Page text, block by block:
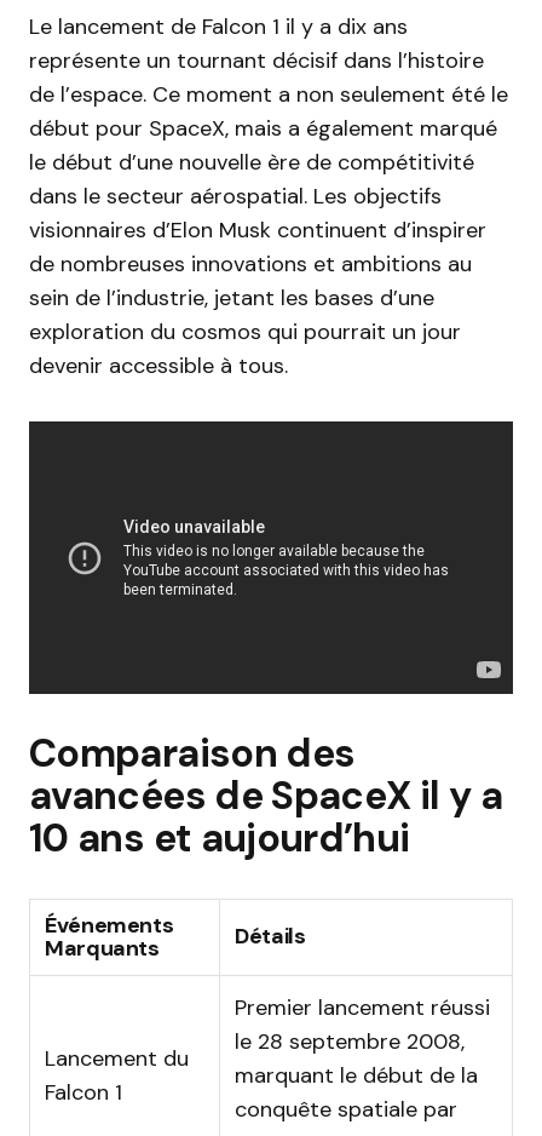
Le lancement de Falcon 1 il y a dix ans
représente un tournant décisif dans l’histoire
de l’espace. Ce moment a non seulement été le
début pour SpaceX, mais a également marqué
le début d’une nouvelle ère de compétitivité
dans le secteur aérospatial. Les objectifs
visionnaires d’Elon Musk continuent d’inspirer
de nombreuses innovations et ambitions au
sein de l’industrie, jetant les bases d’une
exploration du cosmos qui pourrait un jour
devenir accessible à tous.
Comparaison des
avancées de SpaceX il y a
10 ans et aujourd’hui
Événements
Marquants Détails
Lancement du
Falcon 1
Premier lancement réussi
le 28 septembre 2008,
marquant le début de la
conquête spatiale par